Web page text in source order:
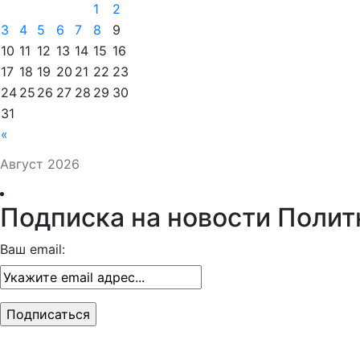
Август 2026
«
1
2
3
4 5 6 7 8
9
10 11 12 13 14 15 16
17 18 19 20 21 22 23
24 25 26 27 28 29 30
31
Подписка на новости
Ваш email: